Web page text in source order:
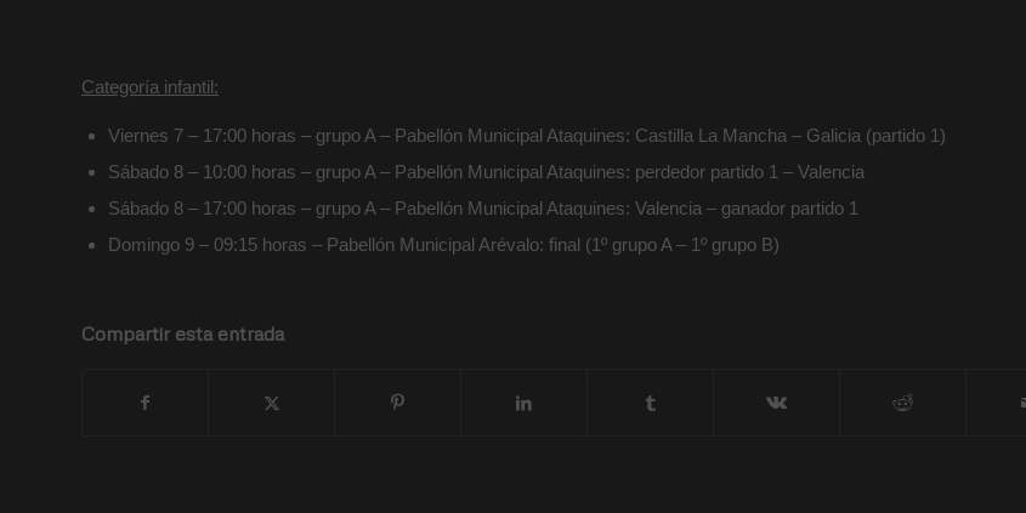
Categoría infantil:
Viernes 7 – 17:00 horas – grupo A – Pabellón Municipal Ataquines: Castilla La Mancha – Galicia (partido 1)
Sábado 8 – 10:00 horas – grupo A – Pabellón Municipal Ataquines: perdedor partido 1 – Valencia
Sábado 8 – 17:00 horas – grupo A – Pabellón Municipal Ataquines: Valencia – ganador partido 1
Domingo 9 – 09:15 horas – Pabellón Municipal Arévalo: final (1º grupo A – 1º grupo B)
Compartir esta entrada